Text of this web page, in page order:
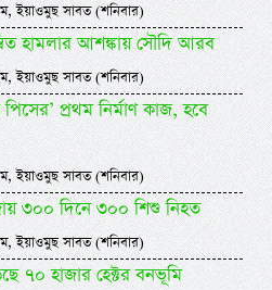
সাবত (শনিবার)
হামলার আশঙ্কায় সৌদি আরব
সাবত (শনিবার)
প্রথম নির্মাণ কাজ, হবে
সাবত (শনিবার)
৩০০ দিনে ৩০০ শিশু নিহত
সাবত (শনিবার)
৭০ হাজার হেক্টর বনভূমি